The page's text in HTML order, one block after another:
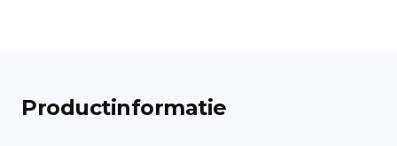
Productinformatie